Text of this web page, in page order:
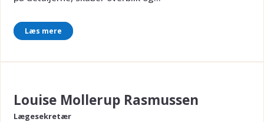
Læs mere
Louise Mollerup Rasmussen
Lægesekretær